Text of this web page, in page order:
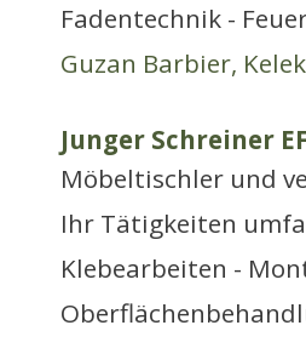
Fadentechnik -
Guzan Barbier,
Junger Schreiner
Möbeltischler und
Ihr Tätigkeiten
Klebearbeiten -